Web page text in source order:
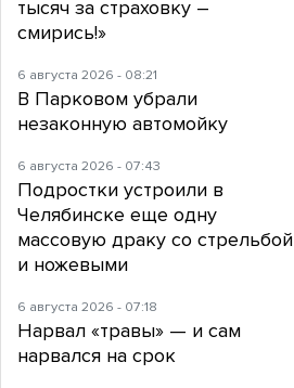
тысяч за страховку –
смирись!»
6 августа 2026 - 08:21
В Парковом убрали
незаконную автомойку
6 августа 2026 - 07:43
Подростки устроили в
Челябинске еще одну
массовую драку со стрельбой
и ножевыми
6 августа 2026 - 07:18
Нарвал «травы» — и сам
нарвался на срок